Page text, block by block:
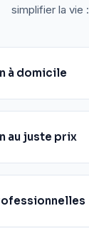
simplifier la vie :
à domicile
au juste prix